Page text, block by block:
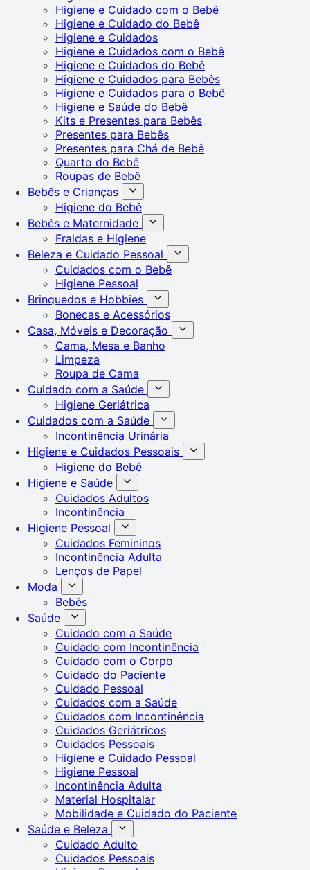
Higiene e Cuidado com o Bebê
Higiene e Cuidado do Bebê
Higiene e Cuidados
Higiene e Cuidados com o Bebê
Higiene e Cuidados do Bebê
Higiene e Cuidados para Bebês
Higiene e Cuidados para o Bebê
Higiene e Saúde do Bebê
Kits e Presentes para Bebês
Presentes para Bebês
Presentes para Chá de Bebê
Quarto do Bebê
Roupas de Bebê
Bebês e Crianças
Higiene do Bebê
Bebês e Maternidade
Fraldas e Higiene
Beleza e Cuidado Pessoal
Cuidados com o Bebê
Higiene Pessoal
Brinquedos e Hobbies
Bonecas e Acessórios
Casa, Móveis e Decoração
Cama, Mesa e Banho
Limpeza
Roupa de Cama
Cuidado com a Saúde
Higiene Geriátrica
Cuidados com a Saúde
Incontinência Urinária
Higiene e Cuidados Pessoais
Higiene do Bebê
Higiene e Saúde
Cuidados Adultos
Incontinência
Higiene Pessoal
Cuidados Femininos
Incontinência Adulta
Lenços de Papel
Moda
Bebês
Saúde
Cuidado com a Saúde
Cuidado com Incontinência
Cuidado com o Corpo
Cuidado do Paciente
Cuidado Pessoal
Cuidados com a Saúde
Cuidados com Incontinência
Cuidados Geriátricos
Cuidados Pessoais
Higiene e Cuidado Pessoal
Higiene Pessoal
Incontinência Adulta
Material Hospitalar
Mobilidade e Cuidado do Paciente
Saúde e Beleza
Cuidado Adulto
Cuidados Pessoais